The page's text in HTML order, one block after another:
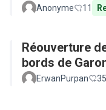
Anonyme 11
Réouverture
bords de
ErwanPurpan 35